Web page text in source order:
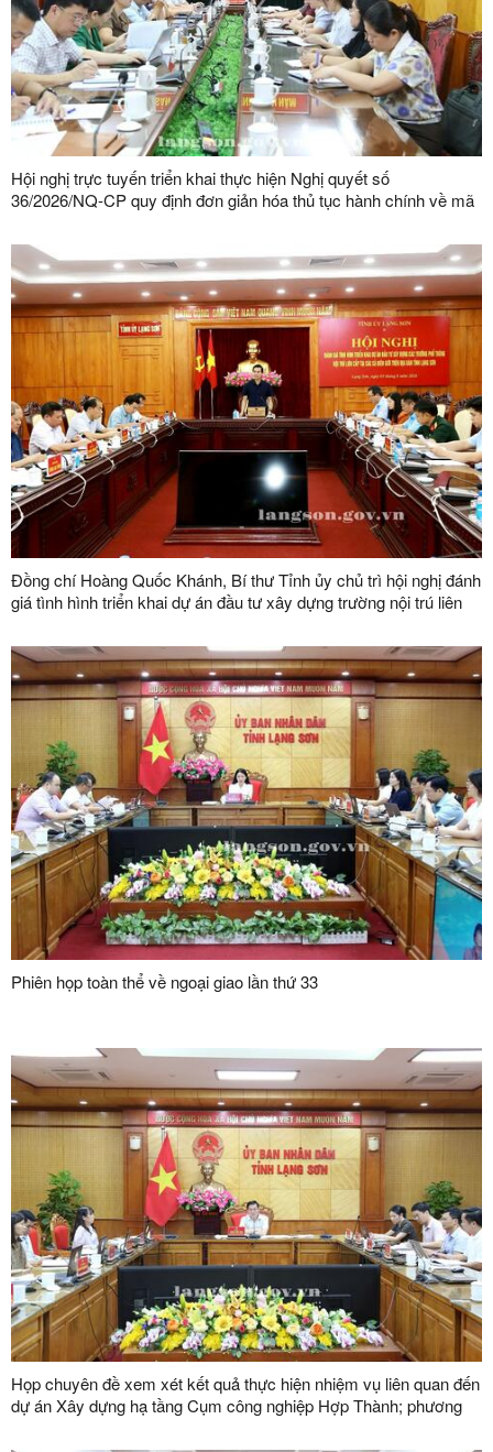
Hội nghị trực tuyến triển khai thực hiện Nghị quyết số
36/2026/NQ-CP quy định đơn giản hóa thủ tục hành chính về mã
Đồng chí Hoàng Quốc Khánh, Bí thư Tỉnh ủy chủ trì hội nghị đánh
giá tình hình triển khai dự án đầu tư xây dựng trường nội trú liên
Phiên họp toàn thể về ngoại giao lần thứ 33
Họp chuyên đề xem xét kết quả thực hiện nhiệm vụ liên quan đến
dự án Xây dựng hạ tầng Cụm công nghiệp Hợp Thành; phương